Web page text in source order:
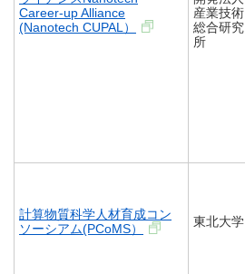
Career-up Alliance
(Nanotech CUPAL）
産業技術
総合研究
所
計算物質科学人材育成コン
ソーシアム(PCoMS）
東北大学